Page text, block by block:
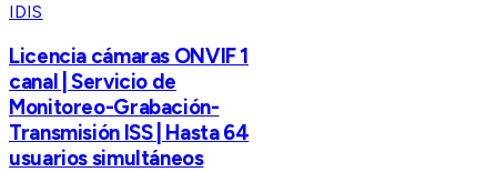
IDIS
Licencia cámaras ONVIF 1
canal | Servicio de
Monitoreo-Grabación-
Transmisión ISS | Hasta 64
usuarios simultáneos